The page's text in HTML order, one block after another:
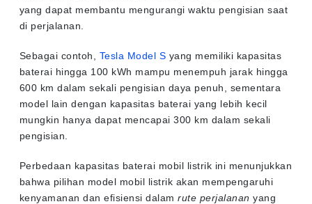
yang dapat membantu mengurangi waktu pengisian saat
di perjalanan.
Sebagai contoh, Tesla Model S yang memiliki kapasitas
baterai hingga 100 kWh mampu menempuh jarak hingga
600 km dalam sekali pengisian daya penuh, sementara
model lain dengan kapasitas baterai yang lebih kecil
mungkin hanya dapat mencapai 300 km dalam sekali
pengisian.
Perbedaan kapasitas baterai mobil listrik ini menunjukkan
bahwa pilihan model mobil listrik akan mempengaruhi
kenyamanan dan efisiensi dalamrute perjalanan yang